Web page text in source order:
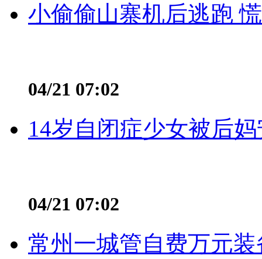
小偷偷山寨机后逃跑
04/21 07:02
14岁自闭症少女被后
04/21 07:02
常州一城管自费万元